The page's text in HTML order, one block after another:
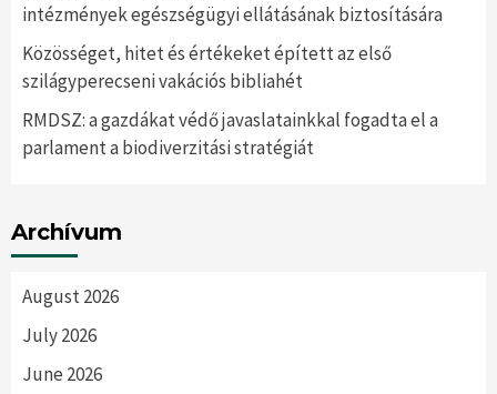
intézmények egészségügyi ellátásának biztosítására
Közösséget, hitet és értékeket épített az első
szilágyperecseni vakációs bibliahét
RMDSZ: a gazdákat védő javaslatainkkal fogadta el a
parlament a biodiverzitási stratégiát
Archívum
August 2026
July 2026
June 2026